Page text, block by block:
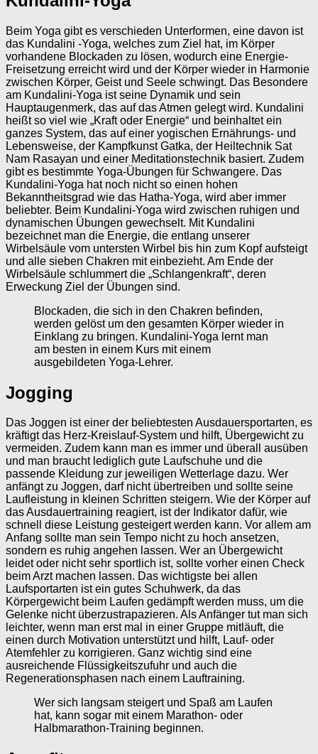
Beim Yoga gibt es verschieden Unterformen, eine davon ist
das Kundalini -Yoga, welches zum Ziel hat, im Körper
vorhandene Blockaden zu lösen, wodurch eine Energie-
Freisetzung erreicht wird und der Körper wieder in Harmonie
zwischen Körper, Geist und Seele schwingt. Das Besondere
am Kundalini-Yoga ist seine Dynamik und sein
Hauptaugenmerk, das auf das Atmen gelegt wird. Kundalini
heißt so viel wie „Kraft oder Energie“ und beinhaltet ein
ganzes System, das auf einer yogischen Ernährungs- und
Lebensweise, der Kampfkunst Gatka, der Heiltechnik Sat
Nam Rasayan und einer Meditationstechnik basiert. Zudem
gibt es bestimmte Yoga-Übungen für Schwangere. Das
Kundalini-Yoga hat noch nicht so einen hohen
Bekanntheitsgrad wie das Hatha-Yoga, wird aber immer
beliebter. Beim Kundalini-Yoga wird zwischen ruhigen und
dynamischen Übungen gewechselt. Mit Kundalini
bezeichnet man die Energie, die entlang unserer
Wirbelsäule vom untersten Wirbel bis hin zum Kopf aufsteigt
und alle sieben Chakren mit einbezieht. Am Ende der
Wirbelsäule schlummert die „Schlangenkraft“, deren
Erweckung Ziel der Übungen sind.
Blockaden, die sich in den Chakren befinden,
werden gelöst um den gesamten Körper wieder in
Einklang zu bringen. Kundalini-Yoga lernt man
am besten in einem Kurs mit einem
ausgebildeten Yoga-Lehrer.
Jogging
Das Joggen ist einer der beliebtesten Ausdauersportarten, es
kräftigt das Herz-Kreislauf-System und hilft, Übergewicht zu
vermeiden. Zudem kann man es immer und überall ausüben
und man braucht lediglich gute Laufschuhe und die
passende Kleidung zur jeweiligen Wetterlage dazu. Wer
anfängt zu Joggen, darf nicht übertreiben und sollte seine
Laufleistung in kleinen Schritten steigern. Wie der Körper auf
das Ausdauertraining reagiert, ist der Indikator dafür, wie
schnell diese Leistung gesteigert werden kann. Vor allem am
Anfang sollte man sein Tempo nicht zu hoch ansetzen,
sondern es ruhig angehen lassen. Wer an Übergewicht
leidet oder nicht sehr sportlich ist, sollte vorher einen Check
beim Arzt machen lassen. Das wichtigste bei allen
Laufsportarten ist ein gutes Schuhwerk, da das
Körpergewicht beim Laufen gedämpft werden muss, um die
Gelenke nicht überzustrapazieren. Als Anfänger tut man sich
leichter, wenn man erst mal in einer Gruppe mitläuft, die
einen durch Motivation unterstützt und hilft, Lauf- oder
Atemfehler zu korrigieren. Ganz wichtig sind eine
ausreichende Flüssigkeitszufuhr und auch die
Regenerationsphasen nach einem Lauftraining.
Wer sich langsam steigert und Spaß am Laufen
hat, kann sogar mit einem Marathon- oder
Halbmarathon-Training beginnen.